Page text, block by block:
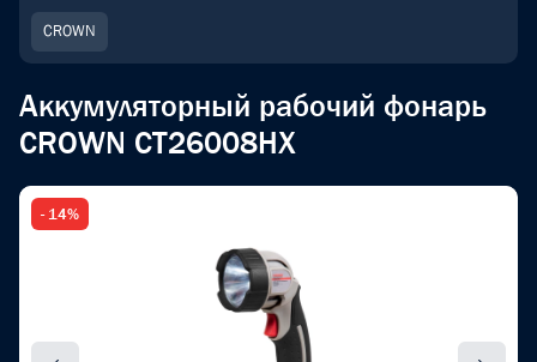
CROWN
Аккумуляторный рабочий фонарь
CROWN CT26008HX
- 14%